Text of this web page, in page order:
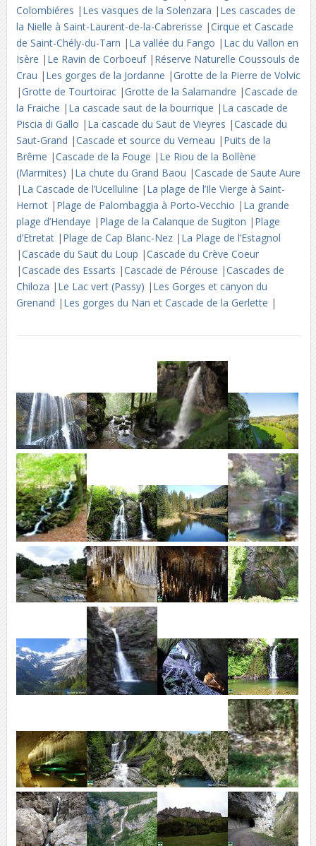
Colombiéres | Les vasques de la Solenzara | Les cascades de
la Nielle à Saint-Laurent-de-la-Cabrerisse |Cirque et Cascade
de Saint-Chély-du-Tarn | La vallée du Fango | Lac du Vallon en
Isère | Le Ravin de Corboeuf | Réserve Naturelle Coussouls de
Crau | Les gorges de la Jordanne |Grotte de la Pierre de Volvic
|Grotte de Tourtoirac |Grotte de la Salamandre |Cascade de
la Fraiche | La cascade saut de la bourrique | La cascade de
Piscia di Gallo | La cascade du Saut de Vieyres |Cascade du
Saut-Grand |Cascade et source du Verneau | Puits de la
Brême |Cascade de la Fouge | Le Riou de la Bollène
(Marmites) | La chute du Grand Baou |Cascade de Saute Aure
| La Cascade de l’Ucelluline | La plage de l’Ile Vierge à Saint-
Hernot | Plage de Palombaggia à Porto-Vecchio | La grande
plage d’Hendaye | Plage de la Calanque de Sugiton | Plage
d’Etretat | Plage de Cap Blanc-Nez | La Plage de l’Estagnol
|Cascade du Saut du Loup |Cascade du Crève Coeur
|Cascade des Essarts |Cascade de Pérouse |Cascades de
Chiloza | Le Lac vert (Passy) | Les Gorges et canyon du
Grenand | Les gorges du Nan et Cascade de la Gerlette |